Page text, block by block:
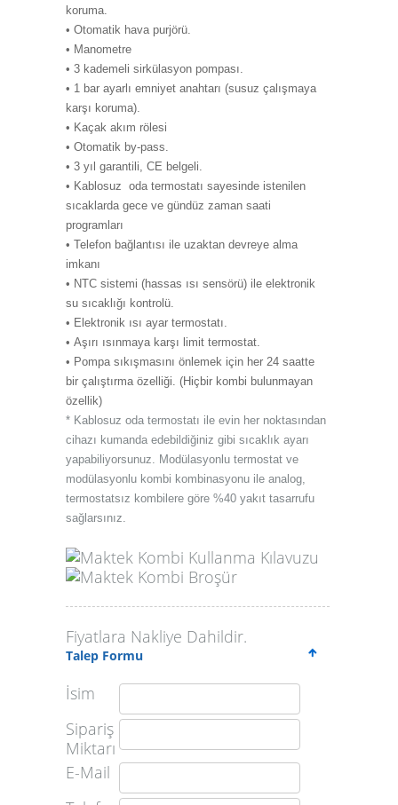
koruma.
• Otomatik hava purjörü.
• Manometre
• 3 kademeli sirkülasyon pompası.
• 1 bar ayarlı emniyet anahtarı (susuz çalışmaya
karşı koruma).
• Kaçak akım rölesi
• Otomatik by-pass.
• 3 yıl garantili, CE belgeli.
• Kablosuz oda termostatı sayesinde istenilen
sıcaklarda gece ve gündüz zaman saati
programları
• Telefon bağlantısı ile uzaktan devreye alma
imkanı
• NTC sistemi (hassas ısı sensörü) ile elektronik
su sıcaklığı kontrolü.
• Elektronik ısı ayar termostatı.
• Aşırı ısınmaya karşı limit termostat.
• Pompa sıkışmasını önlemek için her 24 saatte
bir çalıştırma özelliği. (Hiçbir kombi bulunmayan
özellik)
* Kablosuz oda termostatı ile evin her noktasından
cihazı kumanda edebildiğiniz gibi sıcaklık ayarı
yapabiliyorsunuz. Modülasyonlu termostat ve
modülasyonlu kombi kombinasyonu ile analog,
termostatsız kombilere göre %40 yakıt tasarrufu
sağlarsınız.
Maktek Kombi Kullanma Kılavuzu
Maktek Kombi Broşür
Fiyatlara Nakliye Dahildir.
Talep Formu
İsim
Sipariş
Miktarı
E-Mail